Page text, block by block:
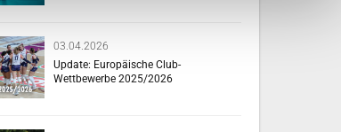
03.04.2026
Update: Europäische Club-
Wettbewerbe 2025/2026